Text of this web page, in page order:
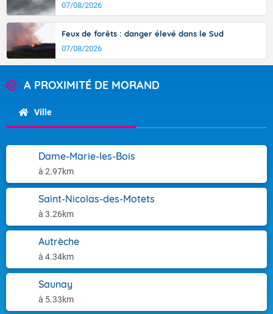
07/08/2026
Feux de forêts : danger élevé dans le Sud
07/08/2026
A PROXIMITÉ DE MORAND
Ville
Dame-Marie-les-Bois
à 2.97km
Saint-Nicolas-des-Motets
à 3.26km
Autrèche
à 4.34km
Saunay
à 5.33km